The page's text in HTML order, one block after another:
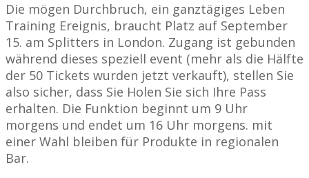
Die mögen Durchbruch, ein ganztägiges Leben
Training Ereignis, braucht Platz auf September
15. am Splitters in London. Zugang ist gebunden
während dieses speziell event (mehr als die Hälfte
der 50 Tickets wurden jetzt verkauft), stellen Sie
also sicher, dass Sie Holen Sie sich Ihre Pass
erhalten. Die Funktion beginnt um 9 Uhr
morgens und endet um 16 Uhr morgens. mit
einer Wahl bleiben für Produkte in regionalen
Bar.